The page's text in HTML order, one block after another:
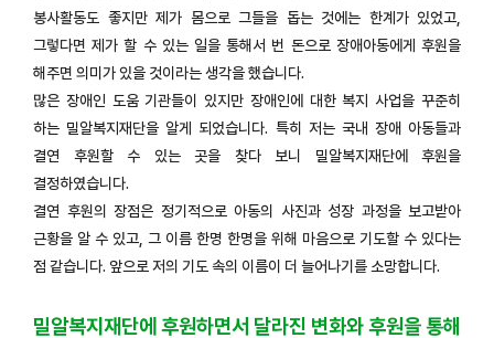
봉사활동도 좋지만 제가 몸으로 그들을 돕는 것에는 한계가 있었고,
그렇다면 제가 할 수 있는 일을 통해서 번 돈으로 장애아동에게 후원을
해주면 의미가 있을 것이라는 생각을 했습니다.
많은 장애인 도움 기관들이 있지만 장애인에 대한 복지 사업을 꾸준히
하는 밀알복지재단을 알게 되었습니다. 특히 저는 국내 장애 아동들과
결연 후원할 수 있는 곳을 찾다 보니 밀알복지재단에 후원을
결정하였습니다.
결연 후원의 장점은 정기적으로 아동의 사진과 성장 과정을 보고받아
근황을 알 수 있고, 그 이름 한명 한명을 위해 마음으로 기도할 수 있다는
점 같습니다. 앞으로 저의 기도 속의 이름이 더 늘어나기를 소망합니다.
밀알복지재단에 후원하면서 달라진 변화와 후원을 통해